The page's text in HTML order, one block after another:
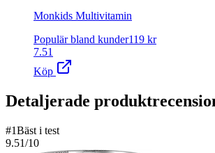
Monkids Multivitamin
Populär bland kunder119 kr
7.51
Köp
Detaljerade
#1Bäst i test
9.51/10